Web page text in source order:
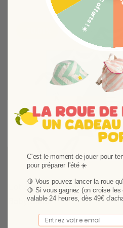
Lot 3 bodies manches
Baby Sailor
Les bodies Baby Sailor taille 6 mois
5€ offerts ! ☀️
C'est le moment de jouer pour
pour préparer l'été ☀️
🍋 Vous pouvez lancer la roue
🍋 Si vous gagnez (on croise
valable 24 heures, dès 49€
Email